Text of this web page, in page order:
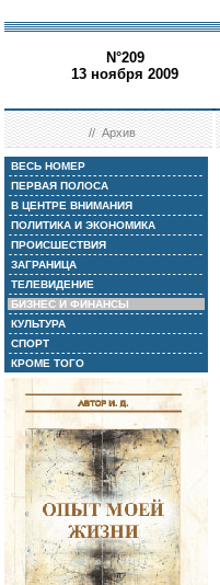
N°209
13 ноября 2009
//Архив
ВЕСЬ НОМЕР
ПЕРВАЯ ПОЛОСА
В ЦЕНТРЕ ВНИМАНИЯ
ПОЛИТИКА И ЭКОНОМИКА
ПРОИСШЕСТВИЯ
ЗАГРАНИЦА
ТЕЛЕВИДЕНИЕ
БИЗНЕС И ФИНАНСЫ
КУЛЬТУРА
СПОРТ
КРОМЕ ТОГО